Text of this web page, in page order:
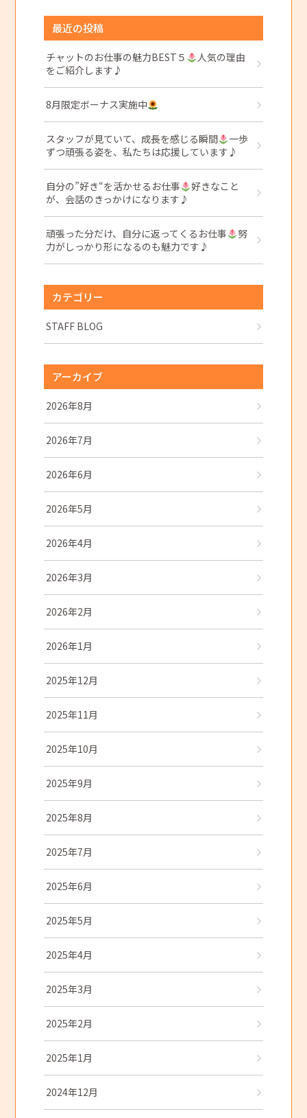
最近の投稿
チャットのお仕事の魅力BEST５
人気の理由
をご紹介します♪
8月限定ボーナス実施中
スタッフが見ていて、成長を感じる瞬間
一歩
ずつ頑張る姿を、私たちは応援しています♪
自分の”好き“を活かせるお仕事
好きなこと
が、会話のきっかけになります♪
頑張った分だけ、自分に返ってくるお仕事
努
力がしっかり形になるのも魅力です♪
カテゴリー
STAFF BLOG
アーカイブ
2026年8月
2026年7月
2026年6月
2026年5月
2026年4月
2026年3月
2026年2月
2026年1月
2025年12月
2025年11月
2025年10月
2025年9月
2025年8月
2025年7月
2025年6月
2025年5月
2025年4月
2025年3月
2025年2月
2025年1月
2024年12月